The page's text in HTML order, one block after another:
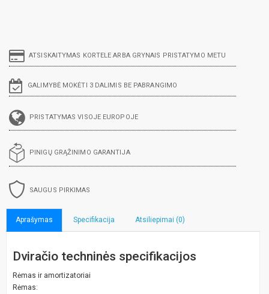
ATSISKAITYMAS KORTELE ARBA GRYNAIS PRISTATYMO METU
GALIMYBĖ MOKĖTI 3 DALIMIS BE PABRANGIMO
PRISTATYMAS VISOJE EUROPOJE
PINIGŲ GRĄŽINIMO GARANTIJA
SAUGUS PIRKIMAS
Aprašymas Specifikacija Atsiliepimai (0)
Dviračio techninės specifikacijos
Rėmas ir amortizatoriai
Rėmas: